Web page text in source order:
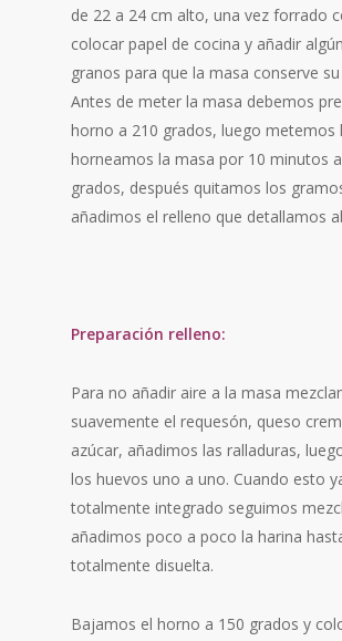
de 22 a 24 cm alto, una vez forrado
colocar papel de cocina y añadir
granos para que la masa conserve
Antes de meter la masa debemos
horno a 210 grados, luego metemos
horneamos la masa por 10 minutos
grados, después quitamos los
añadimos el relleno que detallamos
Preparación relleno:
Para no añadir aire a la masa
suavemente el requesón, queso
azúcar, añadimos las ralladuras,
los huevos uno a uno. Cuando esto
totalmente integrado seguimos
añadimos poco a poco la harina
totalmente disuelta.
Bajamos el horno a 150 grados y